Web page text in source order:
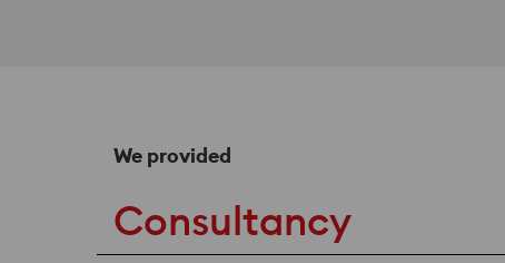
We provided
Consultancy